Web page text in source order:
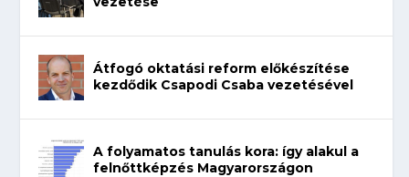
Átfogó oktatási reform előkészítése
kezdődik Csapodi Csaba vezetésével
A folyamatos tanulás kora: így alakul a
felnőttképzés Magyarországon